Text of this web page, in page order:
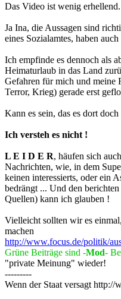
Das Video ist wenig
Ja Ina, die Aussagen sind
eines Sozialamtes, haben
Ich empfinde es dennoch als
Heimaturlaub in das Land
Gefahren für mich und meine
Terror, Krieg) gerade erst
Kann es sein, das es dort
Ich versteh es nicht !
L E I D E R, häufen sich
Nachrichten, wie, in dem
keinen interessierts, oder ein
bedrängt ... Und den
Quellen) kann ich glauben !
Vielleicht sollten wir es
machen
http://www.focus.de/politik/
Grüne Beiträge sind -Mod-
"private Meinung" wieder!
---------
Wenn der Staat versagt